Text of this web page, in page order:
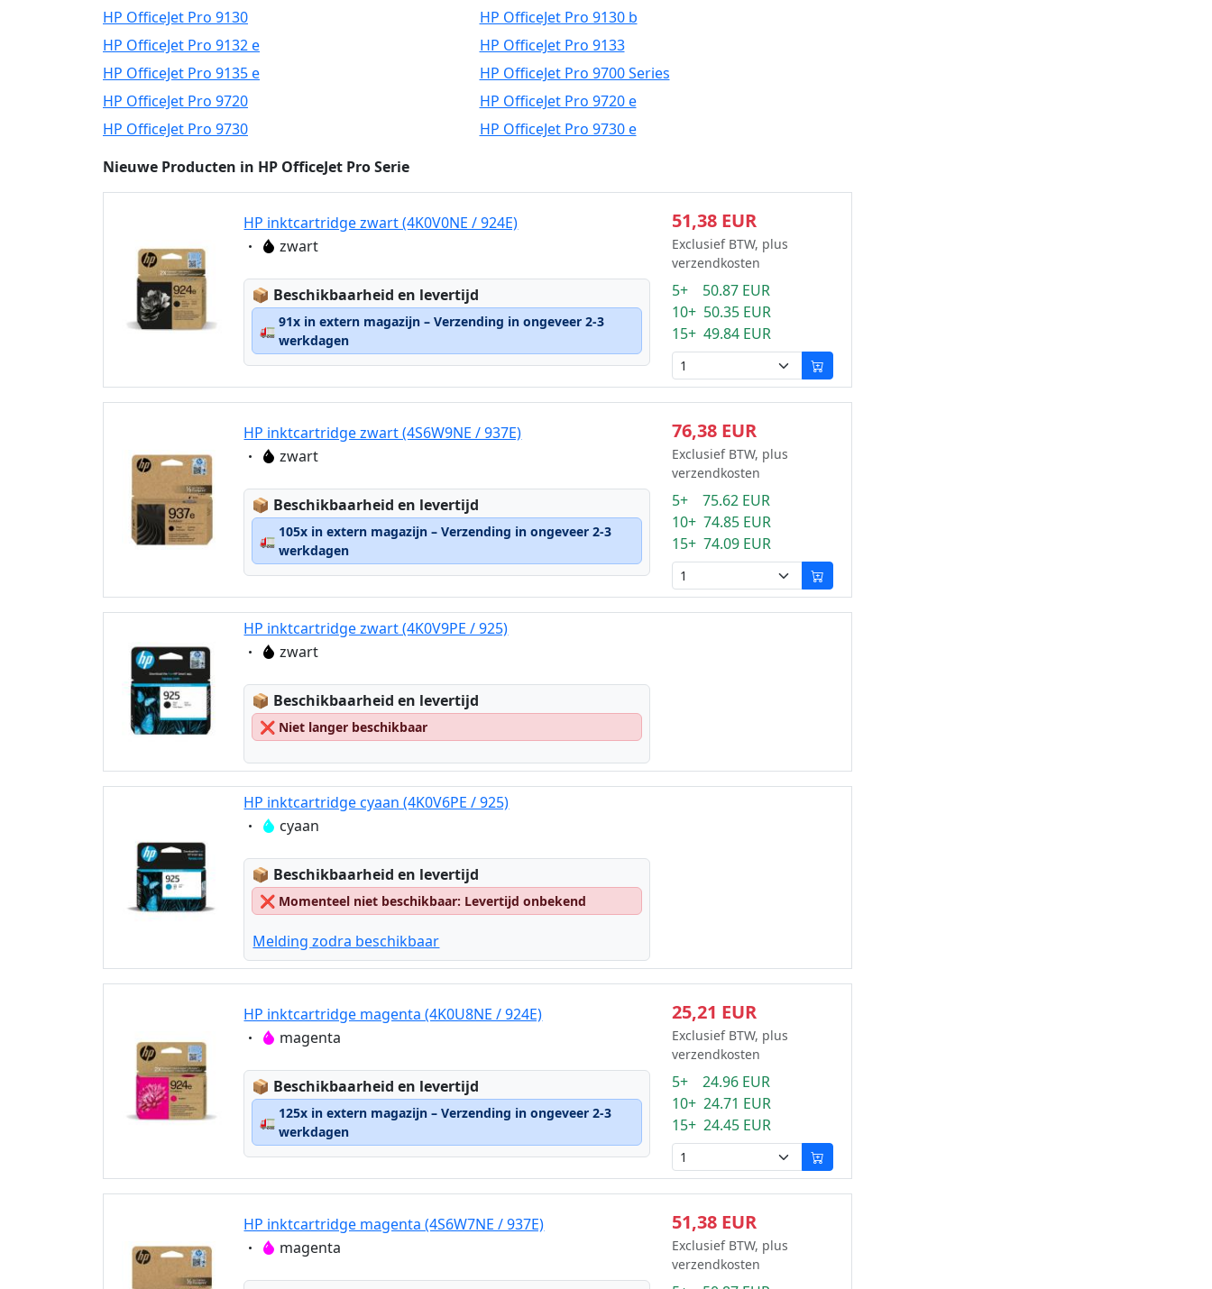
HP OfficeJet Pro 9130
HP OfficeJet Pro 9130 b
HP OfficeJet Pro 9132 e
HP OfficeJet Pro 9133
HP OfficeJet Pro 9135 e
HP OfficeJet Pro 9700 Series
HP OfficeJet Pro 9720
HP OfficeJet Pro 9720 e
HP OfficeJet Pro 9730
HP OfficeJet Pro 9730 e
Nieuwe Producten in HP OfficeJet Pro Serie
HP inktcartridge zwart (4K0V0NE / 924E)
Eigenschaft:
zwart
📦 Lagerstatus:
Beschikbaarheid en levertijd
🚛
91x in extern magazijn – Verzending in ongeveer 2-3
werkdagen
51,38 EUR
Exclusief BTW, plus
verzendkosten
5+ 50.87 EUR
10+ 50.35 EUR
15+ 49.84 EUR
HP inktcartridge zwart (4S6W9NE / 937E)
Eigenschaft:
zwart
📦 Lagerstatus:
Beschikbaarheid en levertijd
🚛
105x in extern magazijn – Verzending in ongeveer 2-3
werkdagen
76,38 EUR
Exclusief BTW, plus
verzendkosten
5+ 75.62 EUR
10+ 74.85 EUR
15+ 74.09 EUR
HP inktcartridge zwart (4K0V9PE / 925)
Eigenschaft:
zwart
📦 Lagerstatus:
Beschikbaarheid en levertijd
❌ Niet langer beschikbaar
HP inktcartridge cyaan (4K0V6PE / 925)
Eigenschaft:
cyaan
📦 Lagerstatus:
Beschikbaarheid en levertijd
❌ Momenteel niet beschikbaar: Levertijd onbekend
Melding zodra beschikbaar
HP inktcartridge magenta (4K0U8NE / 924E)
Eigenschaft:
magenta
📦 Lagerstatus:
Beschikbaarheid en levertijd
🚛
125x in extern magazijn – Verzending in ongeveer 2-3
werkdagen
25,21 EUR
Exclusief BTW, plus
verzendkosten
5+ 24.96 EUR
10+ 24.71 EUR
15+ 24.45 EUR
HP inktcartridge magenta (4S6W7NE / 937E)
Eigenschaft:
magenta
51,38 EUR
Exclusief BTW, plus
verzendkosten